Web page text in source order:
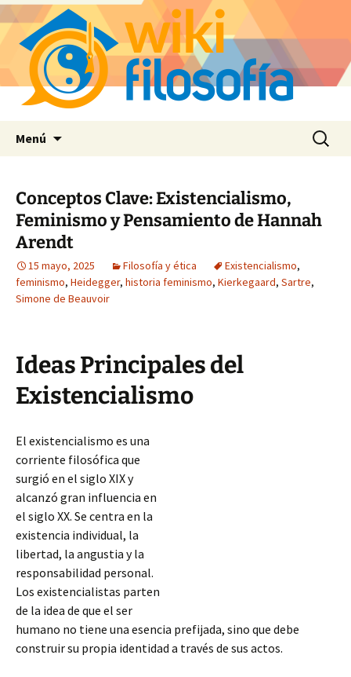
Menú Buscar:
Conceptos Clave: Existencialismo,
Feminismo y Pensamiento de Hannah
Arendt
15 mayo, 2025 Filosofía y ética Existencialismo,
feminismo, Heidegger, historia feminismo, Kierkegaard, Sartre,
Simone de Beauvoir
Ideas Principales del
Existencialismo
El existencialismo es una
corriente filosófica que
surgió en el siglo XIX y
alcanzó gran influencia en
el siglo XX. Se centra en la
existencia individual, la
libertad, la angustia y la
responsabilidad personal.
Los existencialistas parten
de la idea de que el ser
humano no tiene una esencia prefijada, sino que debe
construir su propia identidad a través de sus actos.